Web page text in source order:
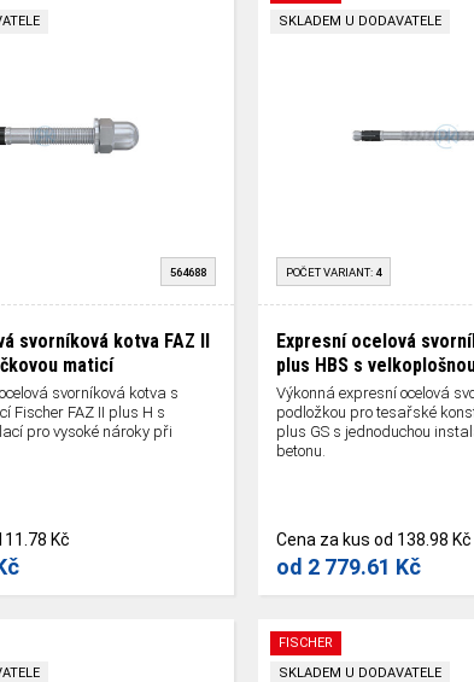
564688
svorníková kotva FAZ II
maticí
svorníková kotva s
Fischer FAZ II plus H s
pro vysoké nároky při
Kč
SKLADEM U DODAVATELE
POČET VARIANT:4
Expresní ocelová
plus HBS s
Výkonná expresní ocelová
podložkou pro tesařské
plus GS s jednoduchou
betonu.
Cena za kus od 138.98 Kč
od 2 779.61 Kč
FISCHER
SKLADEM U DODAVATELE